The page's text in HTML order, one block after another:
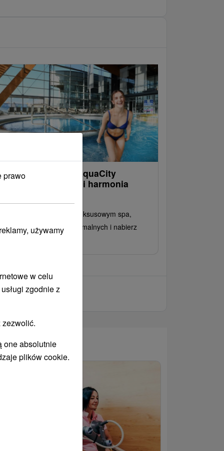
i relaks w AquaCity
Energia Tatr i harmonia
się rozpieszczać w luksusowym spa,
się w basenach termalnych i nabierz
prawo
używamy
w celu
zgodnie z
one absolutnie
plików cookie.